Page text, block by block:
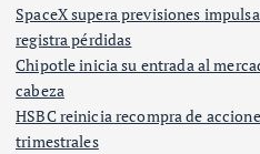
SpaceX supera previsiones
registra pérdidas
Chipotle inicia su entrada al
cabeza
HSBC reinicia recompra de
trimestrales